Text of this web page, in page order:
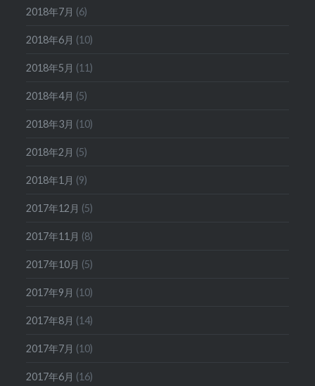
2018年7月 (6)
2018年6月 (10)
2018年5月 (11)
2018年4月 (5)
2018年3月 (10)
2018年2月 (5)
2018年1月 (9)
2017年12月 (5)
2017年11月 (8)
2017年10月 (5)
2017年9月 (10)
2017年8月 (14)
2017年7月 (10)
2017年6月 (16)